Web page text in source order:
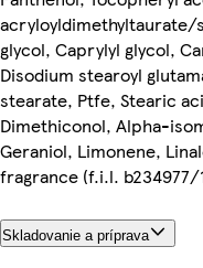
glycol, Caprylyl glycol,
Disodium stearoyl
stearate, Ptfe, Stearic
Dimethiconol, Alpha-
Geraniol, Limonene,
fragrance (f.i.l. b234977/
Skladovanie a príprava